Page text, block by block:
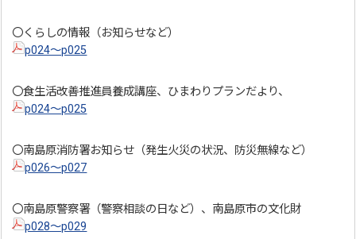
〇くらしの情報（お知らせなど）
p024～p025
〇食生活改善推進員養成講座、ひまわりプランだより、
p024～p025
〇南島原消防署お知らせ（発生火災の状況、防災無線など）
p026～p027
〇南島原警察署（警察相談の日など）、南島原市の文化財
p028～p029